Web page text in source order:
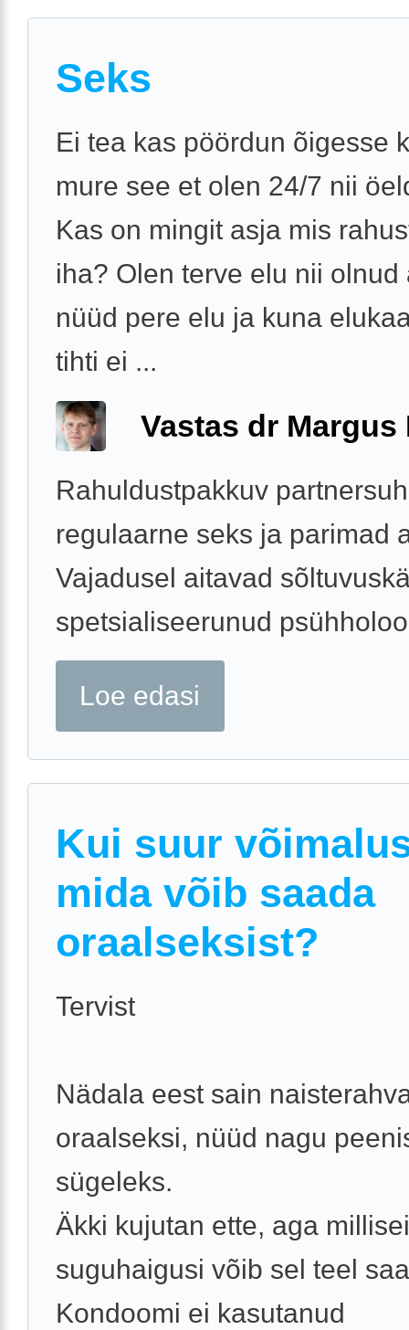
Seks
Ei tea kas pöördun õigesse
mure see et olen 24/7 nii
Kas on mingit asja mis
iha? Olen terve elu nii olnud
nüüd pere elu ja kuna
tihti ei ...
Vastas dr Margus
Rahuldustpakkuv
regulaarne seks ja parimad
Vajadusel aitavad
spetsialiseerunud
Loe edasi
Kui suur
mida võib saada
oraalseksist?
Tervist
Nädala eest sain
oraalseksi, nüüd nagu
sügeleks.
Äkki kujutan ette, aga
suguhaigusi võib sel teel
Kondoomi ei kasutanud